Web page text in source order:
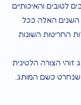
בין השנים 1698 ל-1725 נחשבים לטובים והאיכותיים
השנים האלה ככל
החריטות השונות
הצורה הלטינית
כשם המותג.